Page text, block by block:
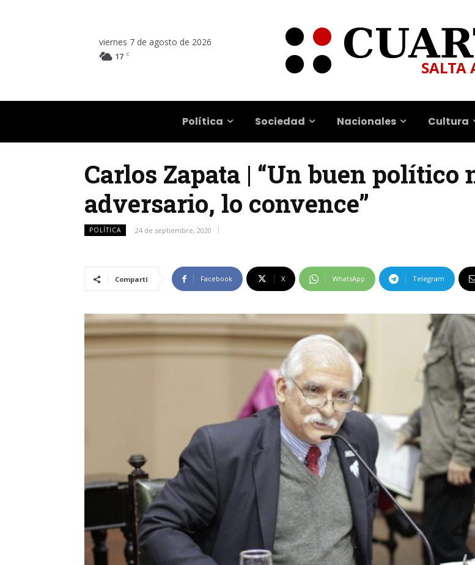
viernes 7 de agosto de 2026
17 C
Política Sociedad Nacionales Cultura
Carlos Zapata | “Un buen político
adversario, lo convence”
POLÍTICA 24 de septiembre, 2020
Compartí Facebook X WhatsApp Telegram